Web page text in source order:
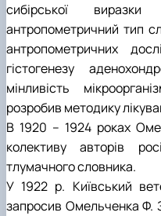
сибірської
антропометричний тип
антропометричних
гістогенезу
мінливість
розробив методику
В 1920 – 1924 роках
колективу авторів
тлумачного словника.
У 1922 р. Київський
запросив Омельченка Ф.